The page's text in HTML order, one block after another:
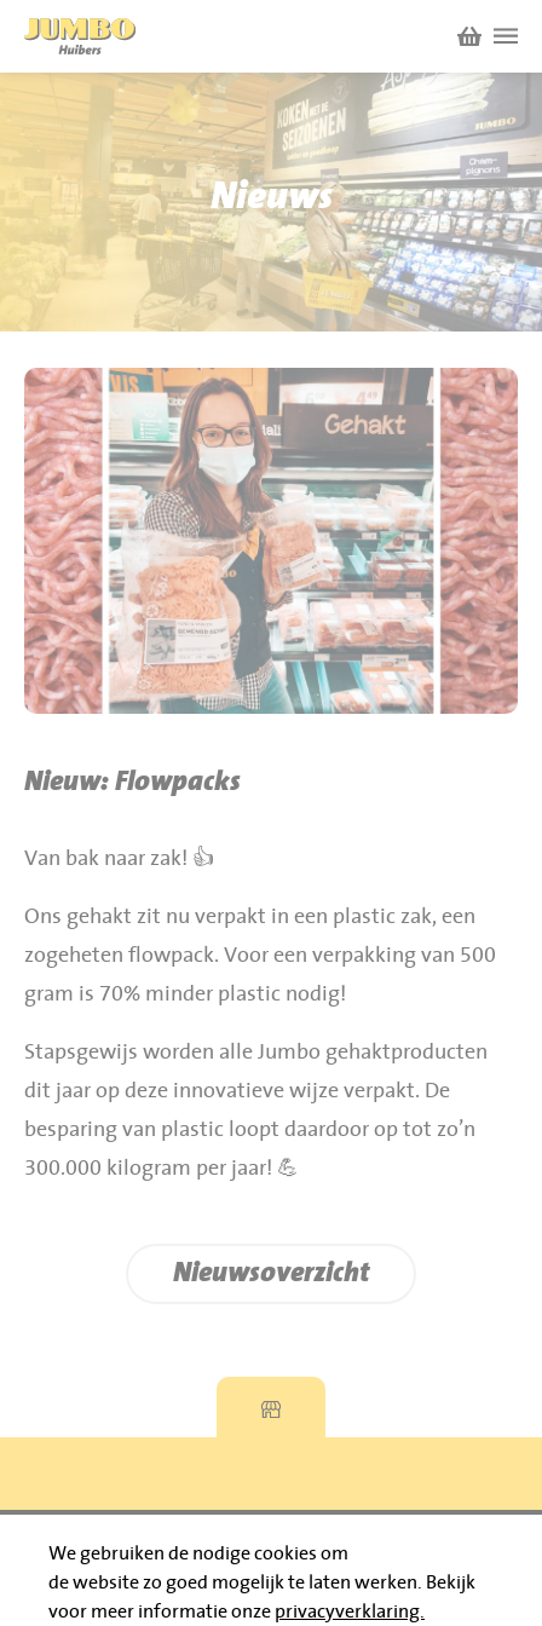
Winkels
P.W.A. Park
Bruïneplein
Nieuws
Acties
Werken bij Jumbo Huibers
Vacatures en Solliciteren
Werken en leren
Jumbo.com
BBQ gigant webshop
Jumbo Huibers Specials
Nieuws
Nieuw: Flowpacks
Van bak naar zak! 👍
Ons gehakt zit nu verpakt in een plastic zak, een
zogeheten flowpack. Voor een verpakking van 500
gram is 70% minder plastic nodig!
Stapsgewijs worden alle Jumbo gehaktproducten
dit jaar op deze innovatieve wijze verpakt. De
besparing van plastic loopt daardoor op tot zo’n
300.000 kilogram per jaar! 💪
Nieuwsoverzicht
Privacyverklaring
© 2026 Jumbo Huibers
We gebruiken de nodige cookies om
de website zo goed mogelijk te laten werken.
Bekijk
voor meer informatie onze privacyverklaring.